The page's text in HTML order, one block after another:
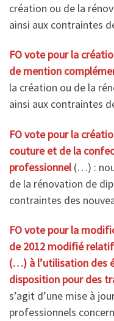
création ou de la
ainsi aux contraintes
FO vote pour la
de mention
la création ou de la
ainsi aux contraintes
FO vote pour la
couture et de la
professionnel(…) :
de la rénovation de
contraintes des
FO vote pour la
de 2012 modifié
(…) à l’utilisation des
disposition pour des
s’agit d’une mise à
professionnels